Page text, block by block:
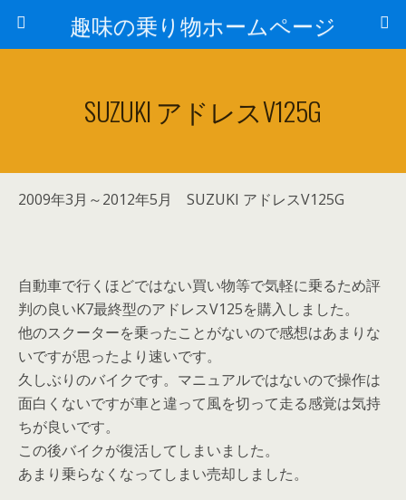
趣味の乗り物ホームページ
SUZUKI アドレスV125G
2009年3月～2012年5月 SUZUKI アドレスV125G
自動車で行くほどではない買い物等で気軽に乗るため評
判の良いK7最終型のアドレスV125を購入しました。
他のスクーターを乗ったことがないので感想はあまりな
いですが思ったより速いです。
久しぶりのバイクです。マニュアルではないので操作は
面白くないですが車と違って風を切って走る感覚は気持
ちが良いです。
この後バイクが復活してしまいました。
あまり乗らなくなってしまい売却しました。